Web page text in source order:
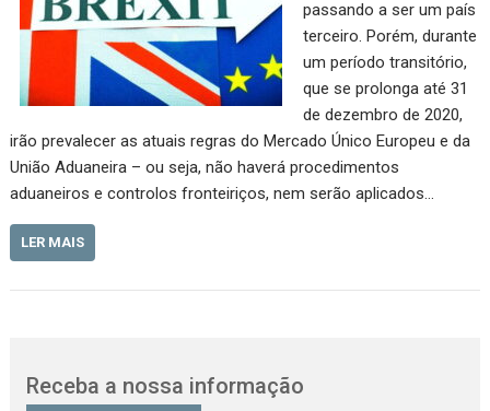
passando a ser um país
terceiro. Porém, durante
um período transitório,
que se prolonga até 31
de dezembro de 2020,
irão prevalecer as atuais regras do Mercado Único Europeu e da
União Aduaneira – ou seja, não haverá procedimentos
aduaneiros e controlos fronteiriços, nem serão aplicados…
LER MAIS
Receba a nossa informação